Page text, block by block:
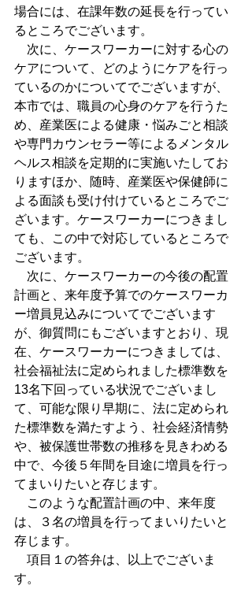
場合には、在課年数の延長を行ってい
るところでございます。
次に、ケースワーカーに対する心の
ケアについて、どのようにケアを行っ
ているのかについてでございますが、
本市では、職員の心身のケアを行うた
め、産業医による健康・悩みごと相談
や専門カウンセラー等によるメンタル
ヘルス相談を定期的に実施いたしてお
りますほか、随時、産業医や保健師に
よる面談も受け付けているところでご
ざいます。ケースワーカーにつきまし
ても、この中で対応しているところで
ございます。
次に、ケースワーカーの今後の配置
計画と、来年度予算でのケースワーカ
ー増員見込みについてでございます
が、御質問にもございますとおり、現
在、ケースワーカーにつきましては、
社会福祉法に定められました標準数を
13名下回っている状況でございまし
て、可能な限り早期に、法に定められ
た標準数を満たすよう、社会経済情勢
や、被保護世帯数の推移を見きわめる
中で、今後５年間を目途に増員を行っ
てまいりたいと存じます。
このような配置計画の中、来年度
は、３名の増員を行ってまいりたいと
存じます。
項目１の答弁は、以上でございま
す。